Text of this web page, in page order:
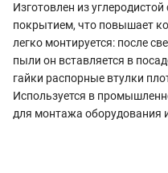
Изготовлен из
покрытием, что повышает
легко монтируется: после
пыли он вставляется в
гайки распорные втулки
Используется в
для монтажа оборудования